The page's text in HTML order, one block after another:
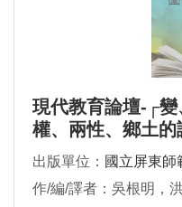
現代教育論壇-┌
權、兩性、鄉土
出版單位： 國立屏東師
作/編/譯者：吳根明，